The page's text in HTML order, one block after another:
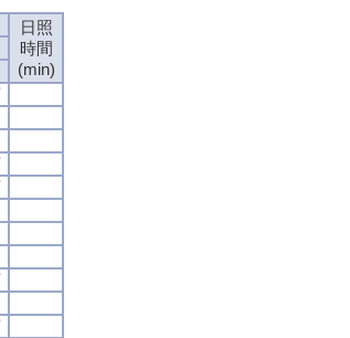
日照
時間
(min)
日照
時間
(min)
日照
時間
(min)
日照
時間
(min)